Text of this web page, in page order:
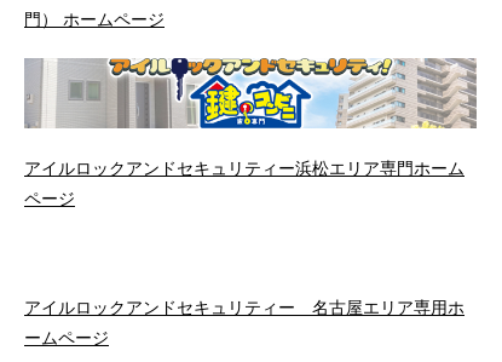
門） ホームページ
アイルロックアンドセキュリティー浜松エリア専門ホーム
ページ
アイルロックアンドセキュリティー 名古屋エリア専用ホ
ームページ